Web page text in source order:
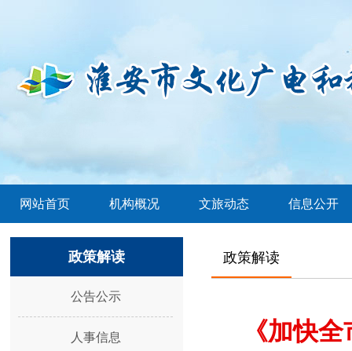
网站首页 机构概况 文旅动态 信息公开
政策解读
公告公示
人事信息
政策解读
《加快